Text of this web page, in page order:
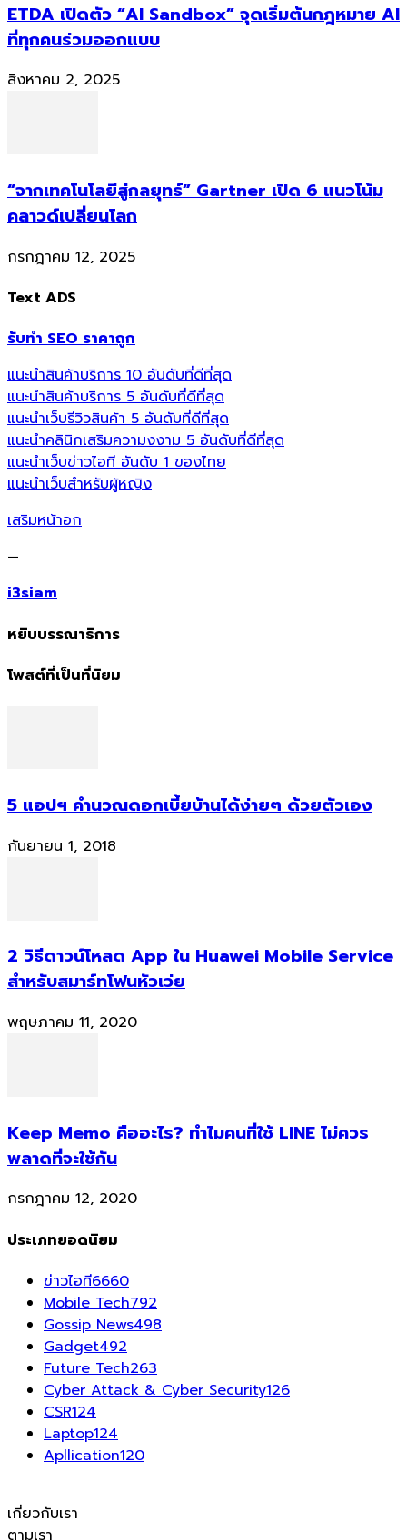
ETDA เปิดตัว “AI Sandbox” จุดเริ่มต้นกฎหมาย AI
ที่ทุกคนร่วมออกแบบ
สิงหาคม 2, 2025
“จากเทคโนโลยีสู่กลยุทธ์” Gartner เปิด 6 แนวโน้ม
คลาวด์เปลี่ยนโลก
กรกฎาคม 12, 2025
Text ADS
รับทำ SEO ราคาถูก
แนะนำสินค้าบริการ 10 อันดับที่ดีที่สุด
แนะนำสินค้าบริการ 5 อันดับที่ดีที่สุด
แนะนำเว็บรีวิวสินค้า 5 อันดับที่ดีที่สุด
แนะนำคลินิกเสริมความงงาม 5 อันดับที่ดีที่สุด
แนะนำเว็บข่าวไอที อันดับ 1 ของไทย
แนะนำเว็บสำหรับผู้หญิง
เสริมหน้าอก
—
i3siam
หยิบบรรณาธิการ
โพสต์ที่เป็นที่นิยม
5 แอปฯ คำนวณดอกเบี้ยบ้านได้ง่ายๆ ด้วยตัวเอง
กันยายน 1, 2018
2 วิธีดาวน์โหลด App ใน Huawei Mobile Service
สำหรับสมาร์ทโฟนหัวเว่ย
พฤษภาคม 11, 2020
Keep Memo คืออะไร? ทำไมคนที่ใช้ LINE ไม่ควร
พลาดที่จะใช้กัน
กรกฎาคม 12, 2020
ประเภทยอดนิยม
ข่าวไอที6660
Mobile Tech792
Gossip News498
Gadget492
Future Tech263
Cyber Attack & Cyber Security126
CSR124
Laptop124
Apllication120
เกี่ยวกับเรา
ตามเรา